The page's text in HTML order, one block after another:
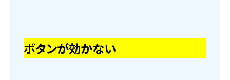
ボタンが効かない